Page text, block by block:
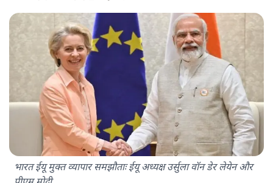
भारत ईयू मुक्त व्यापार समझौताः ईयू अध्यक्ष उर्सुला वॉन डेर लेयेन और